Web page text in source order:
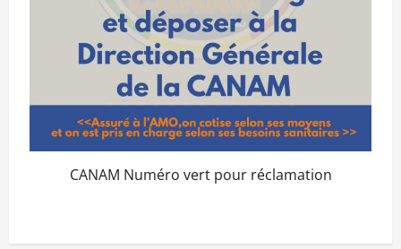
CANAM Numéro vert pour réclamation